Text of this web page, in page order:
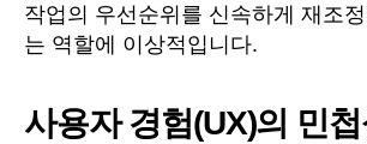
작업의 우선순위를 신속하게 재조
는 역할에 이상적입니다.
사용자 경험(UX)의 민